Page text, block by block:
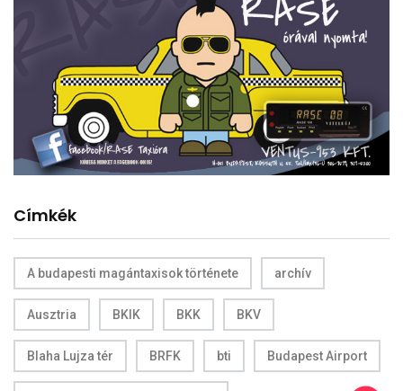
Címkék
A budapesti magántaxisok története archív
Ausztria BKIK BKK BKV
Blaha Lujza tér BRFK bti Budapest Airport